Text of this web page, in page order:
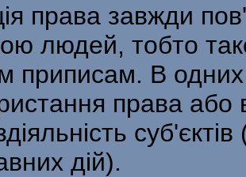
права завжди
людей, тобто
приписам. В одних
права
дій).